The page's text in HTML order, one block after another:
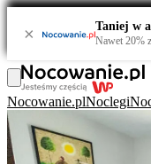
× Taniej w
Nawet 20%
Nocowanie.plNoclegi